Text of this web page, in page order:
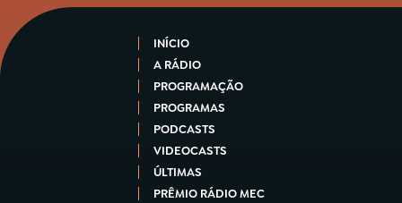
INÍCIO
A RÁDIO
PROGRAMAÇÃO
PROGRAMAS
PODCASTS
VIDEOCASTS
ÚLTIMAS
PRÊMIO RÁDIO MEC